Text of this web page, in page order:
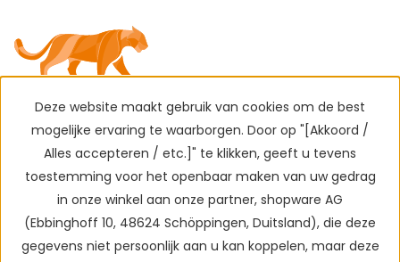
Deze website maakt gebruik van cookies om de best
mogelijke ervaring te waarborgen. Door op "[Akkoord /
Alles accepteren / etc.]" te klikken, geeft u tevens
toestemming voor het openbaar maken van uw gedrag
in onze winkel aan onze partner, shopware AG
(Ebbinghoff 10, 48624 Schöppingen, Duitsland), die deze
gegevens niet persoonlijk aan u kan koppelen, maar deze